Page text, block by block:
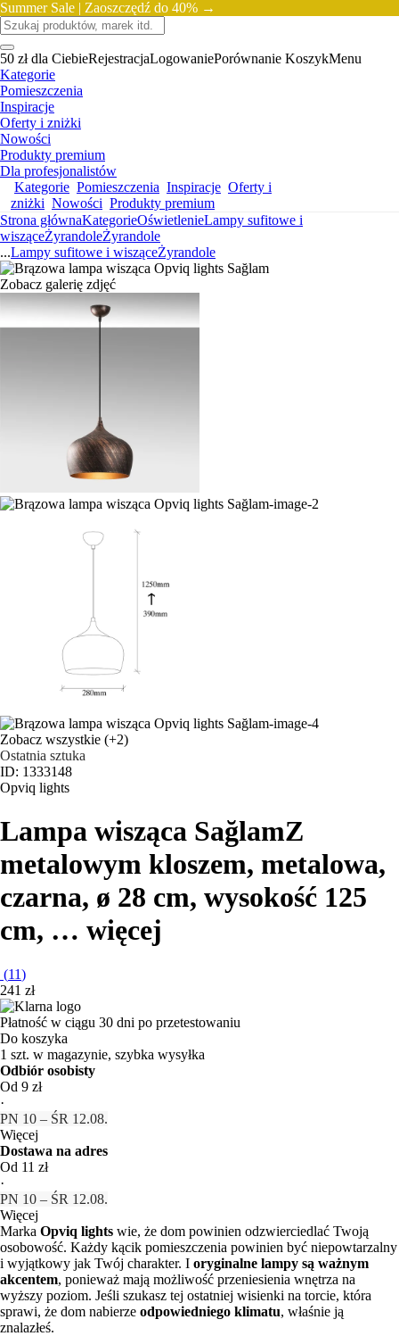
Summer Sale | Zaoszczędź do 40% →
50 zł dla CiebieRejestracjaLogowaniePorównanie KoszykMenu
Kategorie
Pomieszczenia
Inspiracje
Oferty i zniżki
Nowości
Produkty premium
Dla profesjonalistów
Kategorie Pomieszczenia Inspiracje Oferty i
zniżki Nowości Produkty premium
Strona głównaKategorieOświetlenieLampy sufitowe i
wisząceŻyrandoleŻyrandole
...Lampy sufitowe i wisząceŻyrandole
Zobacz galerię zdjęć
Zobacz wszystkie (+2)
Ostatnia sztuka
ID: 1333148
Opviq lights
Lampa wisząca SağlamZ
metalowym kloszem, metalowa,
czarna, ø 28 cm, wysokość 125
cm, … więcej
(11)
241 zł
Płatność w ciągu 30 dni po przetestowaniu
Do koszyka
1 szt. w magazynie, szybka wysyłka
Odbiór osobisty
Od 9 zł
·
PN 10 – ŚR 12.08.
Więcej
Dostawa na adres
Od 11 zł
·
PN 10 – ŚR 12.08.
Więcej
Marka Opviq lights wie, że ​​dom powinien odzwierciedlać Twoją
osobowość. Każdy kącik pomieszczenia powinien być niepowtarzalny
i wyjątkowy jak Twój charakter. I oryginalne lampy są ważnym
akcentem, ponieważ mają możliwość przeniesienia wnętrza na
wyższy poziom. Jeśli szukasz tej ostatniej wisienki na torcie, która
sprawi, że dom nabierze odpowiedniego klimatu, właśnie ją
znalazłeś.